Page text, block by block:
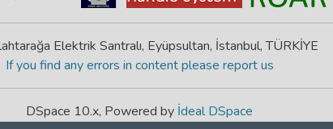
Elektrik Santralı, Eyüpsultan, İstanbul, TÜRKİYE
If you find any errors in content please report us
DSpace 10.x, Powered by İdeal DSpace